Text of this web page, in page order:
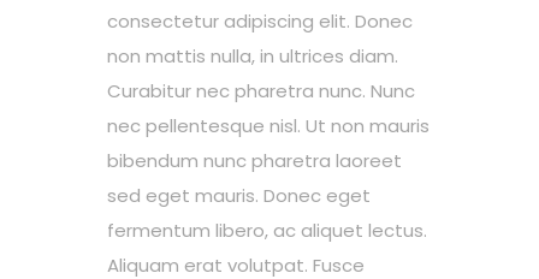
consectetur adipiscing elit. Donec
non mattis nulla, in ultrices diam.
Curabitur nec pharetra nunc. Nunc
nec pellentesque nisl. Ut non mauris
bibendum nunc pharetra laoreet
sed eget mauris. Donec eget
fermentum libero, ac aliquet lectus.
Aliquam erat volutpat. Fusce